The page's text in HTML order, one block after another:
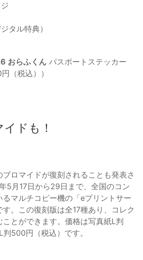
タル特典）
おらふくん パスポートステッカー
（税込））
ドも！
ブロマイドが復刻されることも発表さ
5月17日から29日まで、全国のコン
るマルチコピー機の「eプリントサー
。この復刻版は全17種あり、コレク
ことができます。価格は写真紙L判
500円（税込）です。